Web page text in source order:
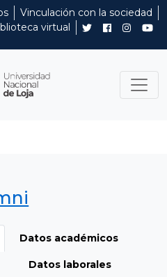
Vinculación con la sociedad
virtual
Datos académicos
Datos laborales